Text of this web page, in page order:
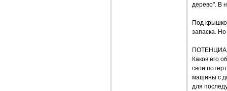
дерево". В
Под
запаска.
Каков его
свои
машины с
для